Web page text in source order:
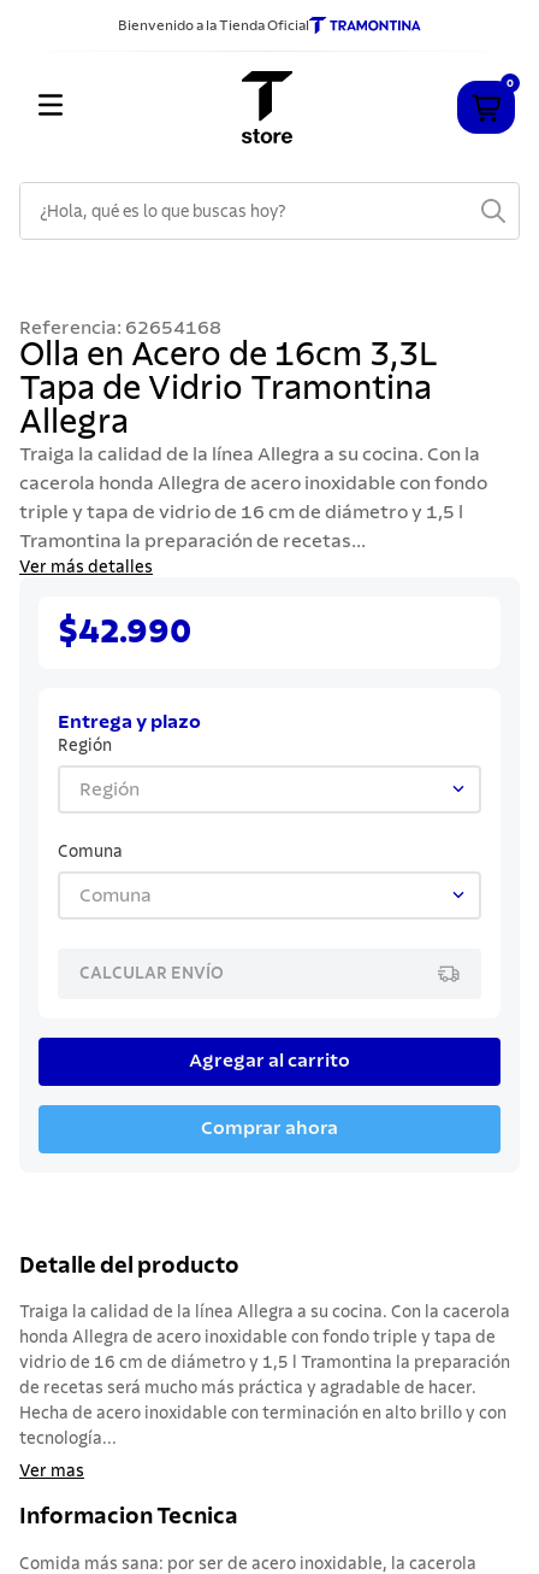
Bienvenido a la Tienda Oficial
0
Referencia: 62654168
Olla en Acero de 16cm 3,3L
Tapa de Vidrio Tramontina
Allegra
Traiga la calidad de la línea Allegra a su cocina. Con la
cacerola honda Allegra de acero inoxidable con fondo
triple y tapa de vidrio de 16 cm de diámetro y 1,5 l
Tramontina la preparación de recetas...
Ver más detalles
$42.990
Entrega y plazo
Región
Región
Comuna
Comuna
CALCULAR ENVÍO
Agregar al carrito
Comprar ahora
Detalle del producto
Traiga la calidad de la línea Allegra a su cocina. Con la cacerola
honda Allegra de acero inoxidable con fondo triple y tapa de
vidrio de 16 cm de diámetro y 1,5 l Tramontina la preparación
de recetas será mucho más práctica y agradable de hacer.
Hecha de acero inoxidable con terminación en alto brillo y con
tecnología...
Ver mas
Informacion Tecnica
Comida más sana: por ser de acero inoxidable, la cacerola
2 .
sarten
3.
cubiertos
4 .
ollas
.
acero inoxidable
6.
442
grano
cuchillo